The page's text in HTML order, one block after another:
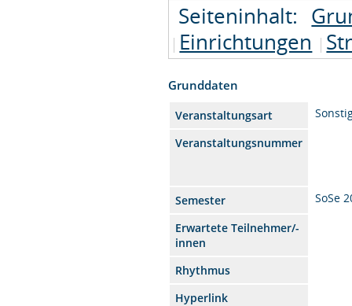
Seiteninhalt:
Einrichtungen
Grunddaten
Veranstaltungsart
Veranstaltungsnummer
Semester
SoSe
Erwartete Teilnehmer/-
innen
Rhythmus
Hyperlink